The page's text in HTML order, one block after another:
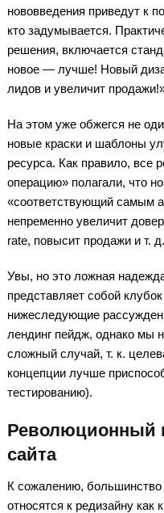
нововведения приведут к
кто задумывается.
решения, включается
новое — лучше! Новый
лидов и увеличит
На этом уже обжегся не
новые краски и шаблоны
ресурса. Как правило, все
операцию» полагали, что
«соответствующий самым
непременно увеличит
rate, повысит продажи и т. д.
Увы, но это ложная
представляет собой
нижеследующие
лендинг пейдж, однако мы
сложный случай, т. к.
концепции лучше
тестированию).
Революционный
сайта
К сожалению, большинство
относятся к редизайну как